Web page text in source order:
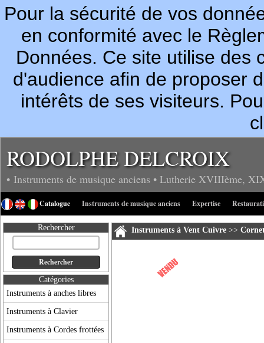
Pour la sécurité de vos
en conformité avec le
Données. Ce site utilise des
d'audience afin de proposer
intérêts de ses visiteurs.
RODOLPHE DELCROIX
• Instruments de musique anciens • Lutherie XVIIIème,
Catalogue Instruments de musique anciens Expertise
Rechercher
Catégories
Instruments à anches libres
Instruments à Clavier
Instruments à Cordes frottées
Instruments à Vent Cuivre>>